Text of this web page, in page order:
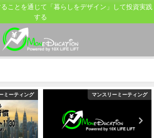
ことを通じて「暮らしをデザイン」して投資実践
する
ミーティング マンスリーミーティング